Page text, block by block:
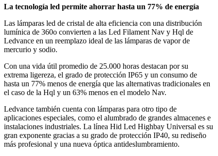
La tecnología led permite ahorrar hasta un 77% de energía
Las lámparas led de cristal de alta eficiencia con una distribución
lumínica de 360o convierten a las Led Filament Nav y Hql de
Ledvance en un reemplazo ideal de las lámparas de vapor de
mercurio y sodio.
Con una vida útil promedio de 25.000 horas destacan por su
extrema ligereza, el grado de protección IP65 y un consumo de
hasta un 77% menos de energía que las alternativas tradicionales en
el caso de la Hql y un 63% menos en el modelo Nav.
Ledvance también cuenta con lámparas para otro tipo de
aplicaciones especiales, como el alumbrado de grandes almacenes e
instalaciones industriales. La línea Hid Led Highbay Universal es su
gran exponente gracias a su grado de protección IP40, su rediseño
más profesional y una nueva óptica antideslumbramiento.